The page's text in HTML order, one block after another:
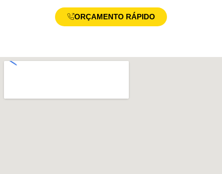
ORÇAMENTO RÁPIDO